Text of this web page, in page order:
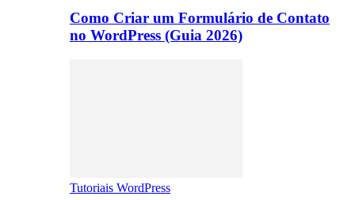
Como Criar um Formulário de Contato
no WordPress (Guia 2026)
Tutoriais WordPress